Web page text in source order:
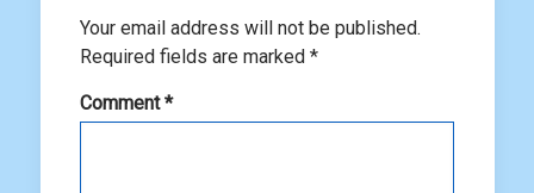
Your email address will not be published.
Required fields are marked *
Comment*